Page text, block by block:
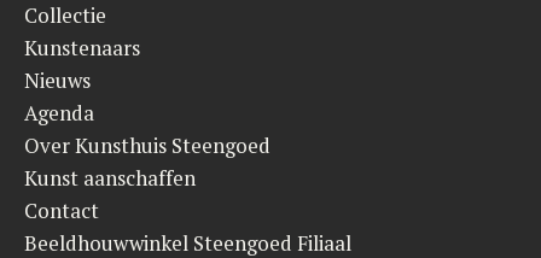
Collectie
Kunstenaars
Nieuws
Agenda
Over Kunsthuis Steengoed
Kunst aanschaffen
Contact
Beeldhouwwinkel Steengoed Filiaal